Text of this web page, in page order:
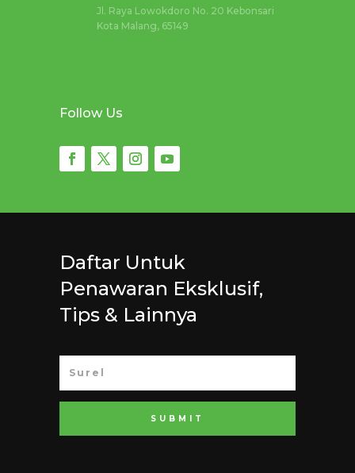
Jl. Raya Lowokdoro No. 20 Kebonsari
Kota Malang, 65149
Follow Us
Daftar Untuk
Penawaran Eksklusif,
Tips & Lainnya
SUBMIT